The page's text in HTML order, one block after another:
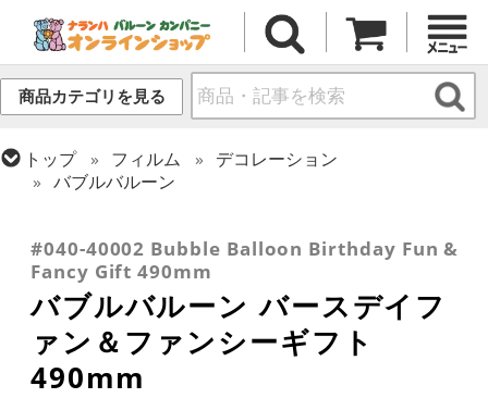
商品カテゴリを見る
トップ フィルム
デコレーション
バブルバルーン
#040-40002 Bubble Balloon Birthday Fun &
Fancy Gift 490mm
バブルバルーン バースデイフ
ァン＆ファンシーギフト
490mm